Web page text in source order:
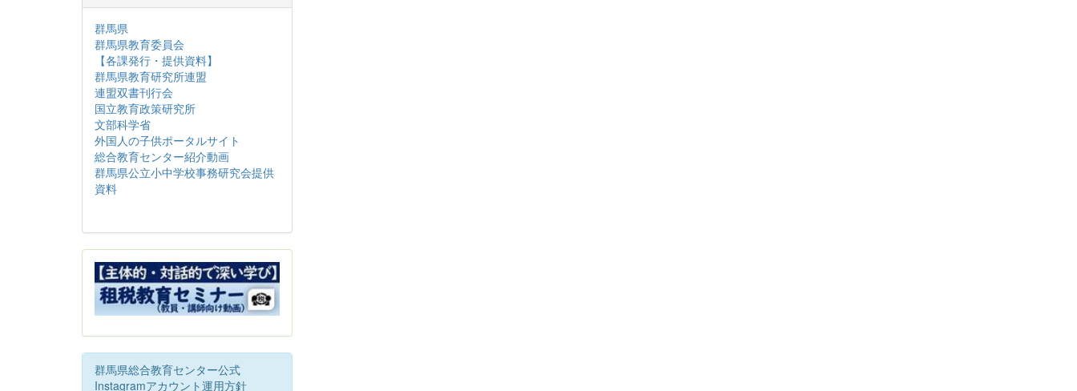
群馬県
群馬県教育委員会
【各課発行・提供資料】
群馬県教育研究所連盟
連盟双書刊行会
国立教育政策研究所
文部科学省
外国人の子供ポータルサイト
総合教育センター紹介動画
群馬県公立小中学校事務研究会提供
資料
群馬県総合教育センター公式
Instagramアカウント運用方針